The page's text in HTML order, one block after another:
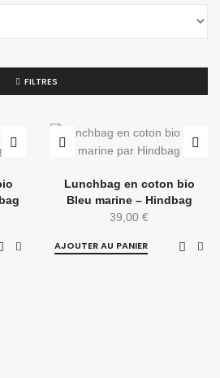
FILTRES
Lunchbag en coton bio
Bleu marine – Hindbag
39,00 €
AJOUTER AU PANIER